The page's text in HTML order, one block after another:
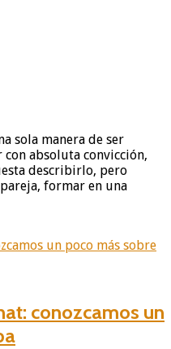
sola manera de ser
absoluta convicción,
describirlo, pero
formar en una
conozcamos un